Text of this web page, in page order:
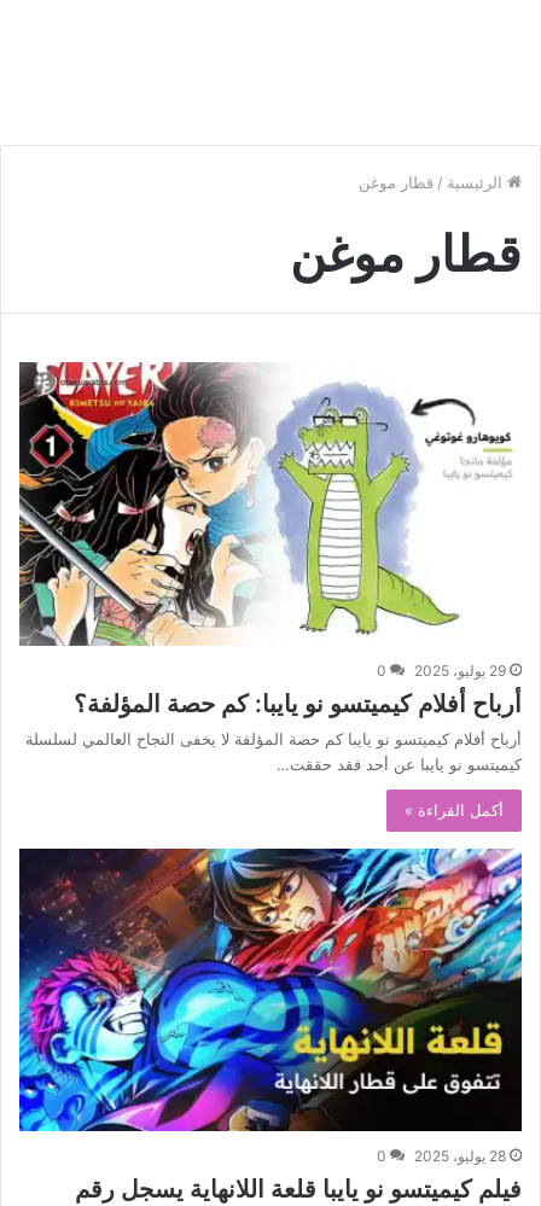
الرئيسية / قطار موغن
قطار موغن
29 يوليو، 2025 0
أرباح أفلام كيميتسو نو يايبا: كم حصة المؤلفة؟
أرباح أفلام كيميتسو نو يايبا كم حصة المؤلفة لا يخفى النجاح العالمي لسلسلة
كيميتسو نو يايبا عن أحد فقد حققت…
أكمل القراءة »
28 يوليو، 2025 0
فيلم كيميتسو نو يايبا قلعة اللانهاية يسجل رقم